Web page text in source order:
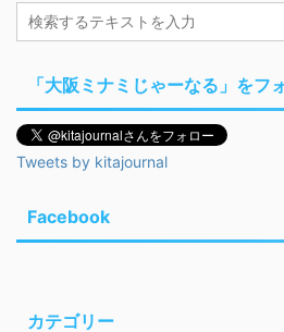
「大阪ミナミじゃーなる」をフ
Tweets by kitajournal
Facebook
カテゴリー